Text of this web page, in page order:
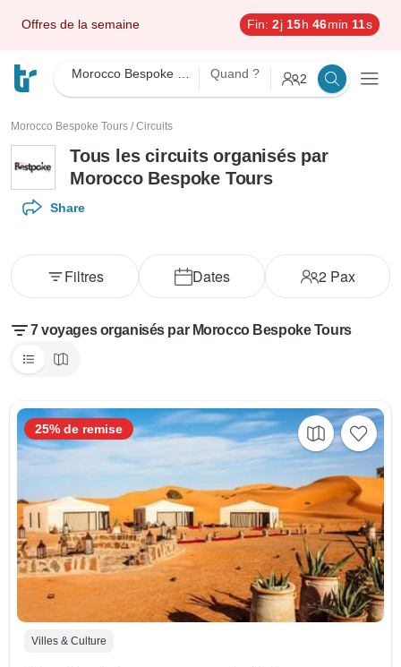
Offres de la semaine Fin: 2j 15h 46min 10s
Quand ? 2
Morocco Bespoke Tours / Circuits
Tous les circuits organisés par
Morocco Bespoke Tours
Share
Dates 2Pax
Filtres
7 voyages organisés par Morocco Bespoke Tours
Villes & Culture
25% de remise